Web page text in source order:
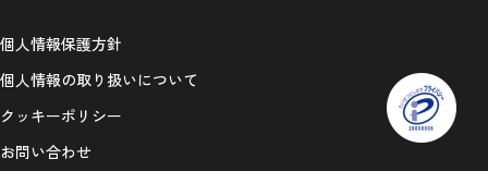
個人情報保護方針
個人情報の取り扱いについて
クッキーポリシー
お問い合わせ